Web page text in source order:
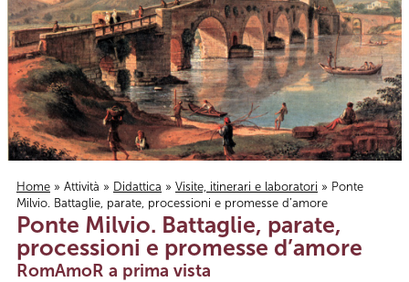
Tu sei qui
Home » Attività » Didattica » Visite, itinerari e laboratori » Ponte
Milvio. Battaglie, parate, processioni e promesse d’amore
Ponte Milvio. Battaglie, parate,
processioni e promesse d’amore
RomAmoR a prima vista